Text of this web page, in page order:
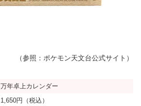
（参照：ポケモン天文台公式サイト）
万年卓上カレンダー
1,650円（税込）